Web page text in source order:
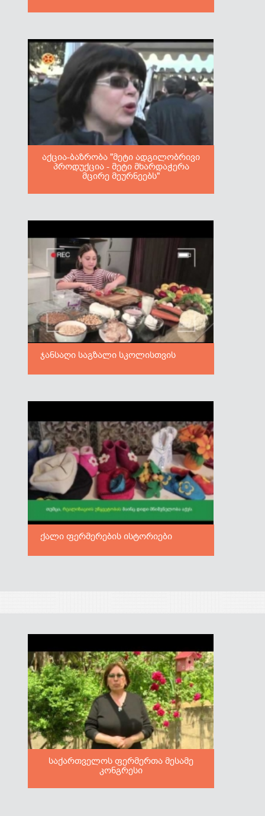
აქცია-ბაზრობა "მეტი ადგილობრივი
პროდუქცია - მეტი მხარდაჭერა
მცირე მეურნეებს"
ჯანსაღი საგზალი სკოლისთვის
ქალი ფერმერების ისტორიები
საქართველოს ფერმერთა მესამე
კონგრესი